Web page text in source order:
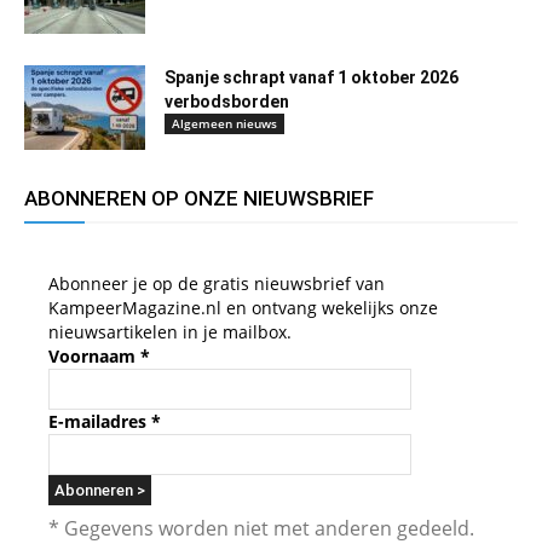
Spanje schrapt vanaf 1 oktober 2026
verbodsborden
Algemeen nieuws
ABONNEREN OP ONZE NIEUWSBRIEF
Abonneer je op de gratis nieuwsbrief van
KampeerMagazine.nl en ontvang wekelijks onze
nieuwsartikelen in je mailbox.
Voornaam *
E-mailadres *
* Gegevens worden niet met anderen gedeeld.